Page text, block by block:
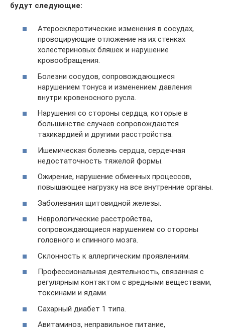
будут следующие:
Атеросклеротические изменения в сосудах,
провоцирующие отложение на их стенках
холестериновых бляшек и нарушение
кровообращения.
Болезни сосудов, сопровождающиеся
нарушением тонуса и изменением давления
внутри кровеносного русла.
Нарушения со стороны сердца, которые в
большинстве случаев сопровождаются
тахикардией и другими расстройства.
Ишемическая болезнь сердца, сердечная
недостаточность тяжелой формы.
Ожирение, нарушение обменных процессов,
повышающее нагрузку на все внутренние органы.
Заболевания щитовидной железы.
Неврологические расстройства,
сопровождающиеся нарушением со стороны
головного и спинного мозга.
Склонность к аллергическим проявлениям.
Профессиональная деятельность, связанная с
регулярным контактом с вредными веществами,
токсинами и ядами.
Сахарный диабет 1 типа.
Авитаминоз, неправильное питание,